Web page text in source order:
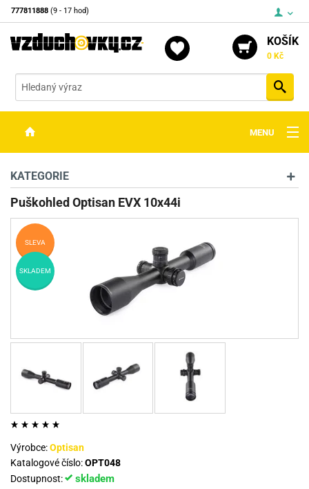
777811888 (9 - 17 hod)
KOŠÍK
0 Kč
MENU
OPTIKA
STŘELIVO
PŘÍSLUŠENSTVÍ
DETEKTORY KOVŮ
KATEGORIE
Puškohled Optisan EVX 10x44i
SLEVA
SKLADEM
Výrobce:Optisan
Katalogové číslo:OPT048
Dostupnost:
skladem